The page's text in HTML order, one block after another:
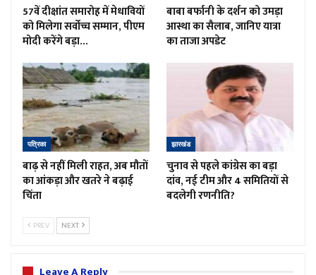
57वें दीक्षांत समारोह में मेधावियों
को मिलेगा सर्वोच्च सम्मान, पीएम
मोदी करेंगे बड़ा…
बाबा बर्फानी के दर्शन को उमड़ा
आस्था का सैलाब, जानिए यात्रा
का ताजा अपडेट
पत्रिका
बाढ़ से नहीं मिली राहत, अब मौतों
का आंकड़ा और खतरे ने बढ़ाई
चिंता
झारखंड
चुनाव से पहले कांग्रेस का बड़ा
दांव, नई टीम और 4 समितियों से
बदलेगी रणनीति?
PREV NEXT